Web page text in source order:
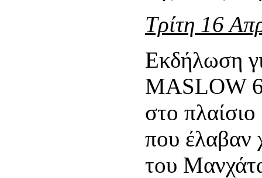
Τρίτη 16
Εκδήλωση
MASLOW 6
στο πλαίσιο
που έλαβαν
του